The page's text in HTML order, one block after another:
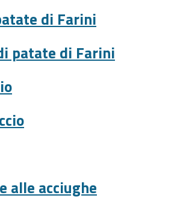
di Farini
patate di Farini
alle acciughe